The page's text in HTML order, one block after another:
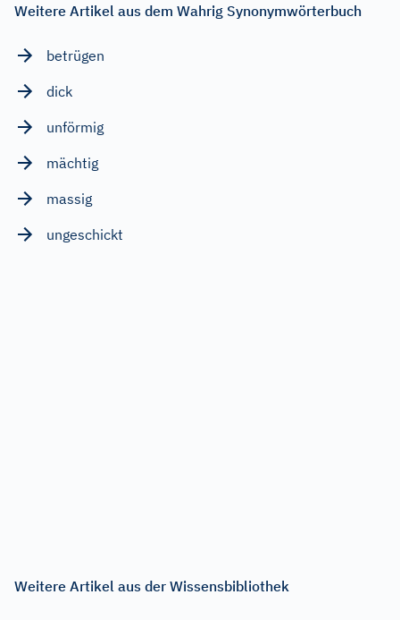
Weitere Artikel aus dem Wahrig Synonymwörterbuch
betrügen
dick
unförmig
mächtig
massig
ungeschickt
Weitere Artikel aus der Wissensbibliothek